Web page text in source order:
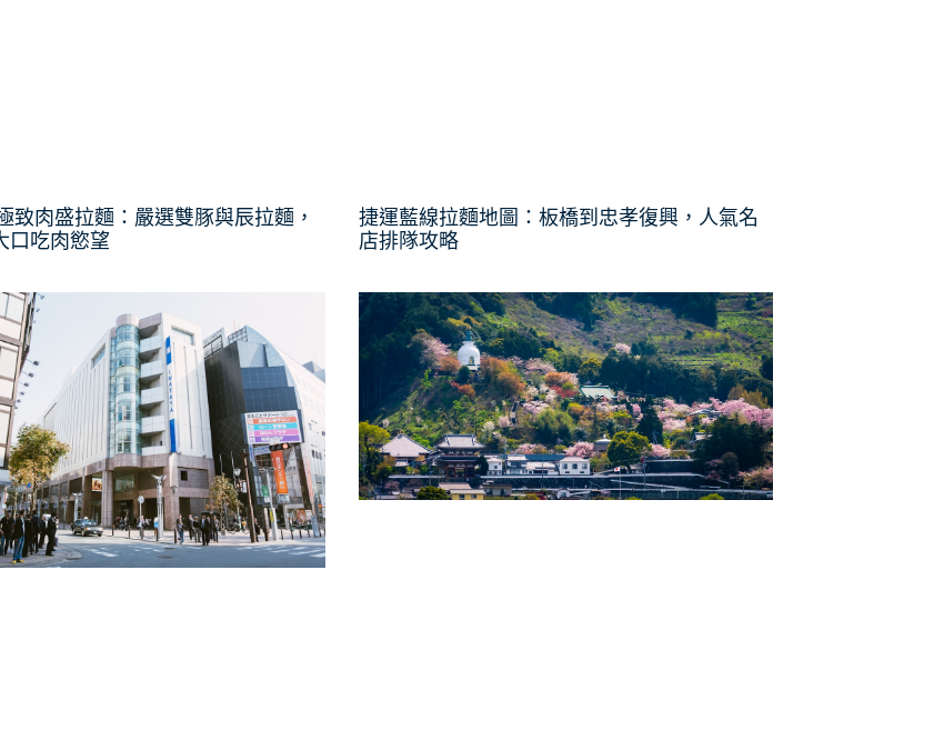
致肉盛拉麵：嚴選雙豚與辰拉麵，
口吃肉慾望
捷運藍線拉麵地圖：板橋到忠孝復興，人氣名
店排隊攻略